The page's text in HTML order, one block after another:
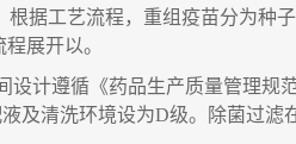
根据工艺流程，重组疫苗分为种
展开以。
设计遵循《药品生产质量管理规
及清洗环境设为D级。除菌过滤